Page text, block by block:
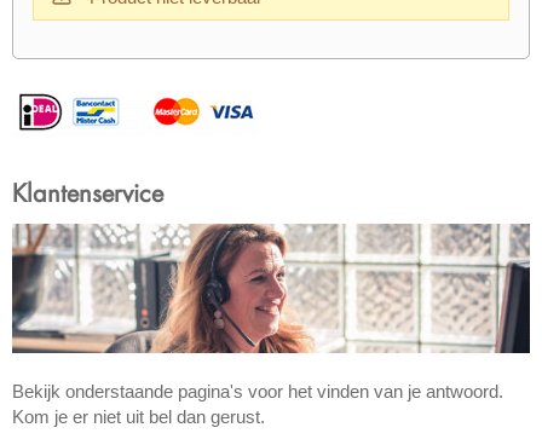
Klantenservice
Bekijk onderstaande pagina's voor het vinden van je antwoord.
Kom je er niet uit bel dan gerust.